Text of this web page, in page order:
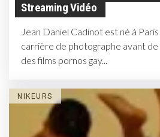
Streaming Vidéo
Jean Daniel Cadinot est né à
carrière de photographe avant
des films pornos gay...
NIKEURS